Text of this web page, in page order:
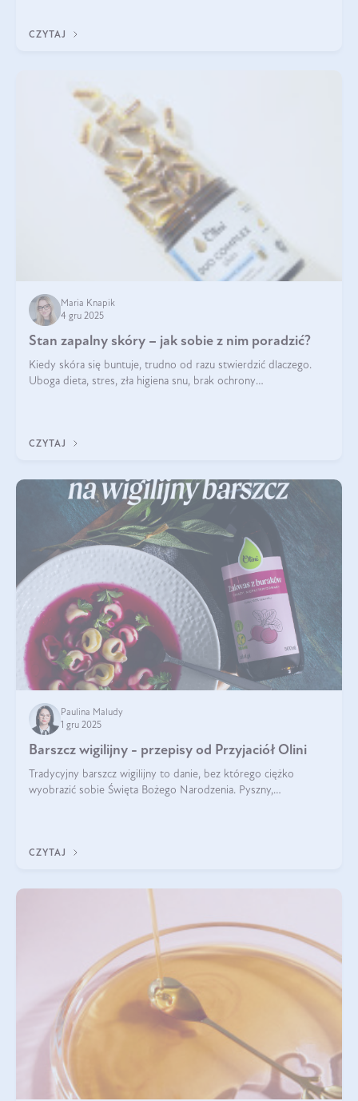
CZYTAJ
Maria Knapik
4 gru 2025
Stan zapalny skóry – jak sobie z nim poradzić?
Kiedy skóra się buntuje, trudno od razu stwierdzić dlaczego.
Uboga dieta, stres, zła higiena snu, brak ochrony
CZYTAJ
Paulina Maludy
1 gru 2025
Barszcz wigilijny - przepisy od Przyjaciół Olini
Tradycyjny barszcz wigilijny to danie, bez którego ciężko
wyobrazić sobie Święta Bożego Narodzenia. Pyszny,
CZYTAJ